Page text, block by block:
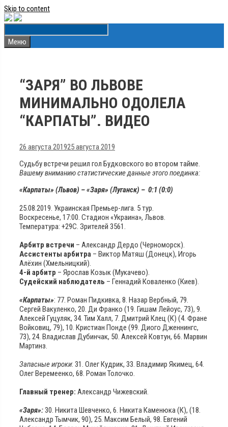
Skip to content
Меню
“ЗАРЯ” ВО ЛЬВОВЕ
МИНИМАЛЬНО ОДОЛЕЛА
“КАРПАТЫ”. ВИДЕО
26 августа 201925 августа 2019
Судьбу встречи решил гол Будковского во втором тайме.
Вашему вниманию статистические данные этого поединка:
«Карпаты» (Львов) – «Заря» (Луганск) – 0:1 (0:0)
25.08.2019. Украинская Премьер-лига. 5 тур.
Воскресенье, 17:00. Стадион «Украина», Львов.
Температура: +29С. Зрителей 3561.
Арбитр встречи – Александр Дердо (Черноморск).
Ассистенты арбитра – Виктор Матяш (Донецк), Игорь
Алёхин (Хмельницкий).
4-й арбитр – Ярослав Козык (Мукачево).
Судейский наблюдатель – Геннадий Коваленко (Киев).
«Карпаты»: 77. Роман Пидкивка, 8. Назар Вербный, 79.
Сергей Вакуленко, 20. Ди Франко (19. Гишам Лейоус, 73), 9.
Алексей Гуцуляк, 34. Тим Халл, 7. Дмитрий Клец (К) (4. Фране
Войковиц, 79), 10. Кристиан Понде (99. Диого Дженнингс,
73), 24. Владислав Дубинчак, 50. Алексей Ковтун, 66. Марвин
Мартинз.
Запасные игроки: 31. Олег Кудрик, 33. Владимир Якимец, 64.
Олег Веремеенко, 68. Роман Толочко.
Главный тренер: Александр Чижевский.
«Заря»:30. Никита Шевченко, 6. Никита Каменюка (К), (18.
Александр Тымчик, 90), 25. Максим Белый, 98. Евгений